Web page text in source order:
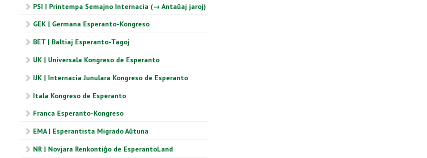
PSI | Printempa Semajno Internacia (→ Antaŭaj jaroj)
GEK | Germana Esperanto-Kongreso
BET | Baltiaj Esperanto-Tagoj
UK | Universala Kongreso de Esperanto
IJK | Internacia Junulara Kongreso de Esperanto
Itala Kongreso de Esperanto
Franca Esperanto-Kongreso
EMA | Esperantista Migrado Aŭtuna
NR | Novjara Renkontiĝo de EsperantoLand